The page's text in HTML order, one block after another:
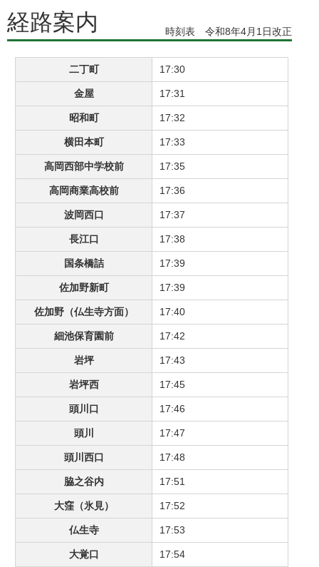
経路案内 時刻表 令和8年4月1日改正
二丁町 17:30
金屋 17:31
昭和町 17:32
横田本町 17:33
高岡西部中学校前 17:35
高岡商業高校前 17:36
波岡西口 17:37
長江口 17:38
国条橋詰 17:39
佐加野新町 17:39
佐加野（仏生寺方面） 17:40
細池保育園前 17:42
岩坪 17:43
岩坪西 17:45
頭川口 17:46
頭川 17:47
頭川西口 17:48
脇之谷内 17:51
大窪（氷見） 17:52
仏生寺 17:53
大覚口 17:54